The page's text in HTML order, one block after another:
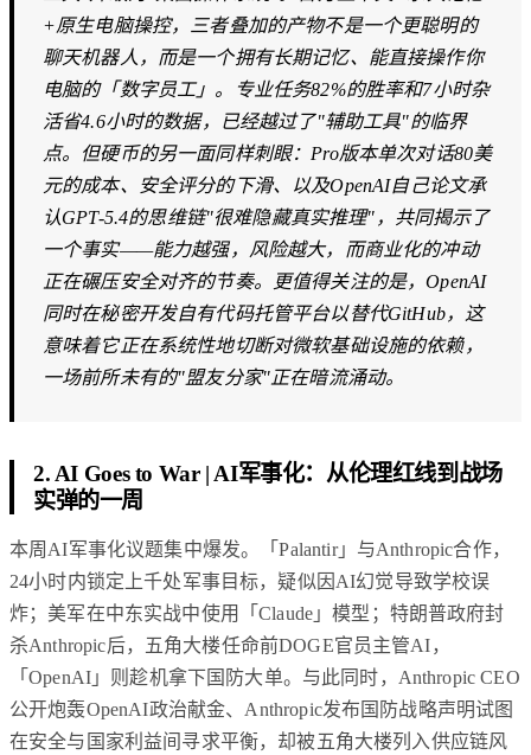
+原生电脑操控，三者叠加的产物不是一个更聪明的
聊天机器人，而是一个拥有长期记忆、能直接操作你
电脑的「数字员工」。专业任务82%的胜率和7小时杂
活省4.6小时的数据，已经越过了"辅助工具"的临界
点。但硬币的另一面同样刺眼：Pro版本单次对话80美
元的成本、安全评分的下滑、以及OpenAI自己论文承
认GPT-5.4的思维链"很难隐藏真实推理"，共同揭示了
一个事实——能力越强，风险越大，而商业化的冲动
正在碾压安全对齐的节奏。更值得关注的是，OpenAI
同时在秘密开发自有代码托管平台以替代GitHub，这
意味着它正在系统性地切断对微软基础设施的依赖，
一场前所未有的"盟友分家"正在暗流涌动。
2. AI Goes to War | AI军事化：从伦理红线到战场
实弹的一周
本周AI军事化议题集中爆发。「Palantir」与Anthropic合作，
24小时内锁定上千处军事目标，疑似因AI幻觉导致学校误
炸；美军在中东实战中使用「Claude」模型；特朗普政府封
杀Anthropic后，五角大楼任命前DOGE官员主管AI，
「OpenAI」则趁机拿下国防大单。与此同时，Anthropic CEO
公开炮轰OpenAI政治献金、Anthropic发布国防战略声明试图
在安全与国家利益间寻求平衡，却被五角大楼列入供应链风